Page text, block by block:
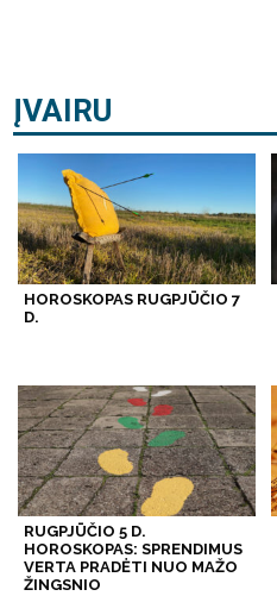
ĮVAIRU
HOROSKOPAS RUGPJŪČIO 7
D.
RUGPJŪČIO 5 D.
HOROSKOPAS: SPRENDIMUS
VERTA PRADĖTI NUO MAŽO
ŽINGSNIO